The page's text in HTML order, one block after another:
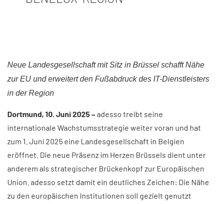
Neue Landesgesellschaft mit Sitz in Brüssel schafft Nähe
zur EU und erweitert den Fußabdruck des IT-Dienstleisters
in der Region ​
Dortmund, 10. Juni 2025 –adesso treibt seine
internationale Wachstumsstrategie weiter voran und hat
zum 1. Juni 2025 eine Landesgesellschaft in Belgien
eröffnet. Die neue Präsenz im Herzen Brüssels dient unter
anderem als strategischer Brückenkopf zur Europäischen
Union. adesso setzt damit ein deutliches Zeichen: Die Nähe
zu den europäischen Institutionen soll gezielt genutzt